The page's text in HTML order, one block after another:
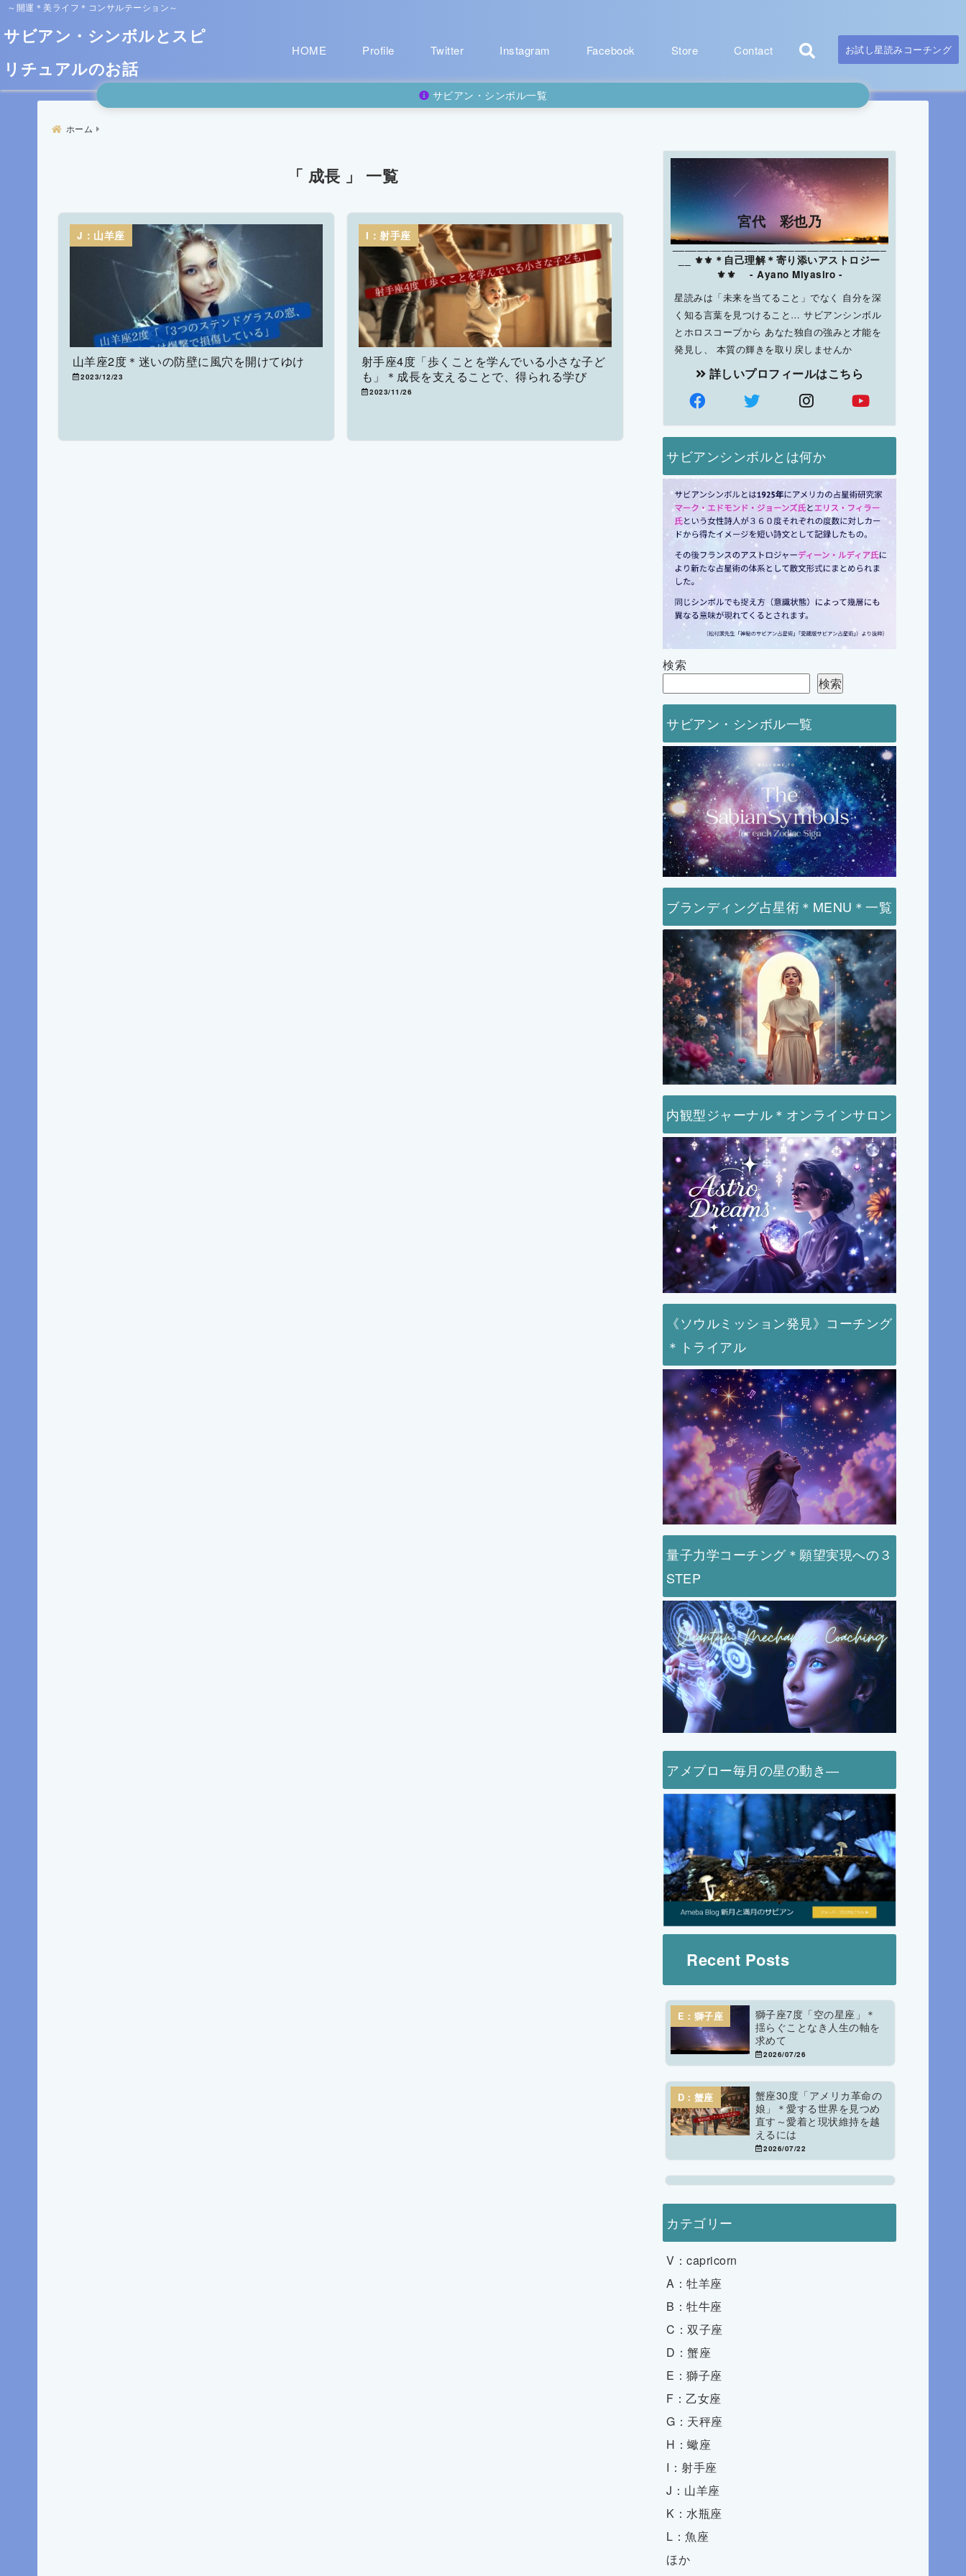
～開運＊美ライフ＊コンサルテーション～
サビアン・シンボルとスピ
リチュアルのお話
HOME Profile Twitter Instagram Facebook Store Contact お試し星読みコーチング
サビアン・シンボル一覧
ホーム
「 成長 」 一覧
J：山羊座
山羊座2度＊迷いの防壁に風穴を開けてゆけ
2023/12/23
I：射手座
射手座4度「歩くことを学んでいる小さな子ど
も」＊成長を支えることで、得られる学び
2023/11/26
宮代 彩也乃
___________________________________
__ ⚜⚜＊自己理解＊寄り添いアストロジー
⚜⚜ - Ayano Miyasiro -
星読みは「未来を当てること」でなく 自分を深
く知る言葉を見つけること… サビアンシンボル
とホロスコープから あなた独自の強みと才能を
発見し、 本質の輝きを取り戻しませんか
詳しいプロフィールはこちら
サビアンシンボルとは何か
検索
検索
サビアン・シンボル一覧
ブランディング占星術＊MENU＊一覧
内観型ジャーナル＊オンラインサロン
《ソウルミッション発見》コーチング
＊トライアル
量子力学コーチング＊願望実現への３
STEP
アメブロー毎月の星の動き―
Recent Posts
E：獅子座
獅子座7度「空の星座」＊
揺らぐことなき人生の軸を
求めて
2026/07/26
D：蟹座
蟹座30度「アメリカ革命の
娘」＊愛する世界を見つめ
直す～愛着と現状維持を越
えるには
2026/07/22
カテゴリー
V：capricorn
A：牡羊座
B：牡牛座
C：双子座
D：蟹座
E：獅子座
F：乙女座
G：天秤座
H：蠍座
I：射手座
J：山羊座
K：水瓶座
L：魚座
ほか